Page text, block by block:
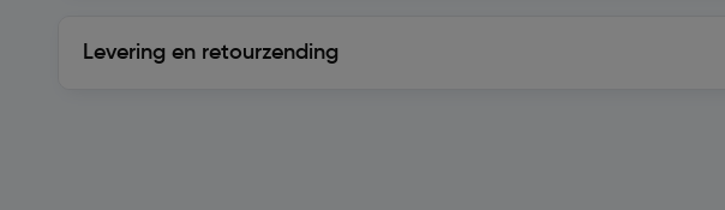
Levering en retourzending